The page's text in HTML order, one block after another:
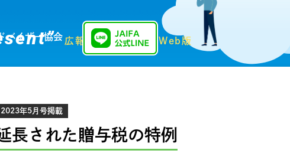
バイザー協会 広報誌「Present」Web版
2023年5月号掲載
長された贈与税の特例